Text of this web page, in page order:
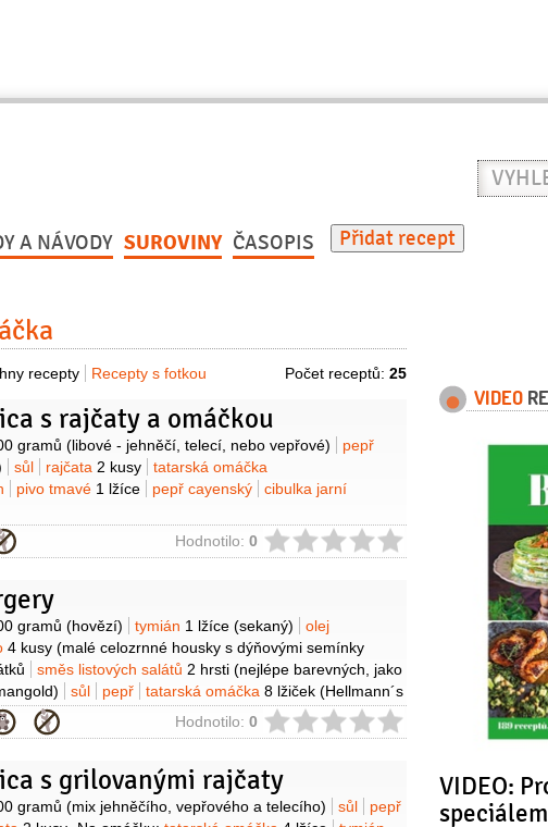
Vyhledat
recept
A NÁVODY SUROVINY ČASOPIS Přidat recept
recepty Recepty s fotkou Počet receptů: 25
s rajčaty a omáčkou
gramů (libové - jehněčí, telecí, nebo vepřové)
pepř
sůl rajčata 2 kusy
tatarská omáčka
pivo tmavé 1 lžíce pepř cayenský cibulka jarní
Hodnotilo: 0
gramů (hovězí) tymián 1 lžíce (sekaný)
olej
4 kusy (malé celozrnné housky s dýňovými semínky
směs listových salátů 2 hrsti (nejlépe barevných, jako
sůl pepř tatarská omáčka 8 lžiček (Hellmann´s
Hodnotilo: 0
s grilovanými rajčaty
gramů (mix jehněčího, vepřového a telecího) sůl
pepř
VIDEO
VIDEO: